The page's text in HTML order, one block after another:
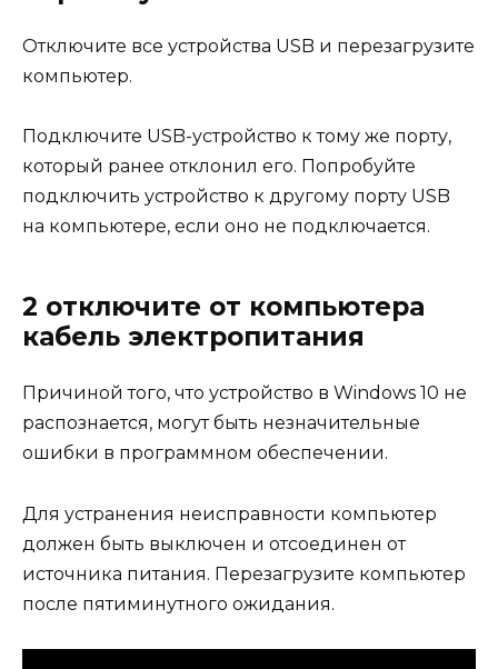
Отключите все устройства USB и перезагрузите
компьютер.
Подключите USB-устройство к тому же порту,
который ранее отклонил его. Попробуйте
подключить устройство к другому порту USB
на компьютере, если оно не подключается.
2 отключите от компьютера
кабель электропитания
Причиной того, что устройство в Windows 10 не
распознается, могут быть незначительные
ошибки в программном обеспечении.
Для устранения неисправности компьютер
должен быть выключен и отсоединен от
источника питания. Перезагрузите компьютер
после пятиминутного ожидания.